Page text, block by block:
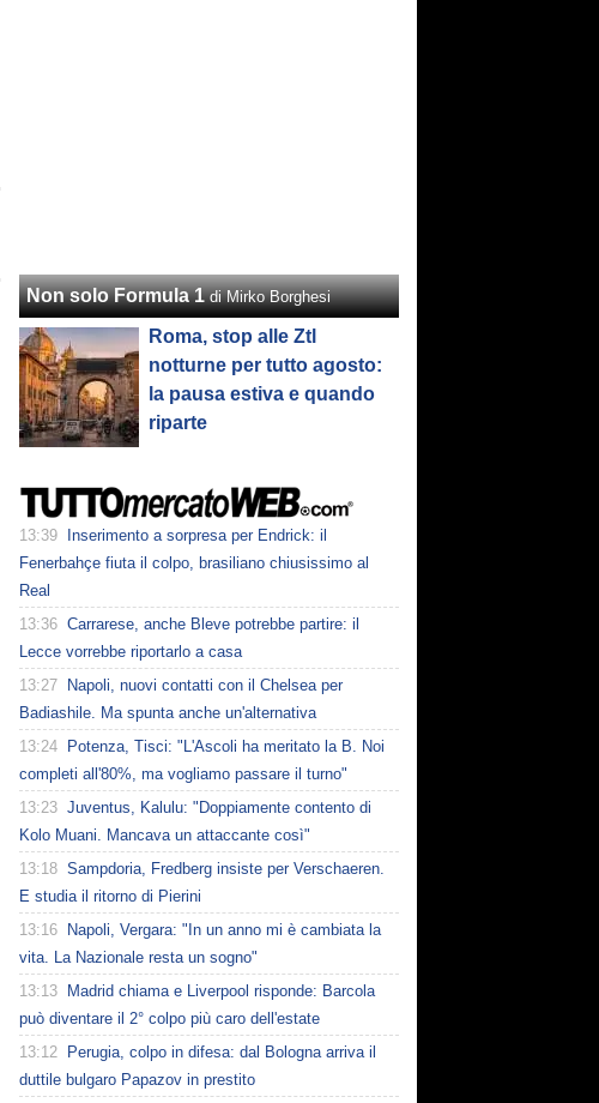
Non solo Formula 1 di Mirko Borghesi
Roma, stop alle Ztl
notturne per tutto agosto:
la pausa estiva e quando
riparte
13:39
Inserimento a sorpresa per Endrick: il
Fenerbahçe fiuta il colpo, brasiliano chiusissimo al
Real
13:36 Carrarese, anche Bleve potrebbe partire: il
Lecce vorrebbe riportarlo a casa
13:27
Napoli, nuovi contatti con il Chelsea per
Badiashile. Ma spunta anche un'alternativa
13:24
Potenza, Tisci: "L'Ascoli ha meritato la B. Noi
completi all'80%, ma vogliamo passare il turno"
13:23 Juventus, Kalulu: "Doppiamente contento di
Kolo Muani. Mancava un attaccante così"
13:18 Sampdoria, Fredberg insiste per Verschaeren.
E studia il ritorno di Pierini
13:16
Napoli, Vergara: "In un anno mi è cambiata la
vita. La Nazionale resta un sogno"
13:13
Madrid chiama e Liverpool risponde: Barcola
può diventare il 2° colpo più caro dell'estate
13:12
Perugia, colpo in difesa: dal Bologna arriva il
duttile bulgaro Papazov in prestito